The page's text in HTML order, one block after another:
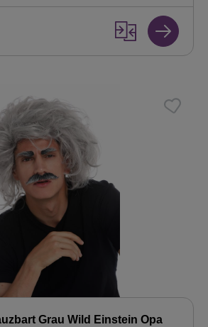
Grau Wild Einstein Opa